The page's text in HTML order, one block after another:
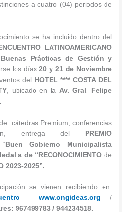
a cuatro (04) periodos de
se ha incluido dentro del
LATINOAMERICANO
Prácticas de Gestión y
los días20 y 21 de Noviembre
del HOTEL **** COSTA DEL
, ubicado en la Av. Gral. Felipe
cátedras Premium, conferencias
entrega del PREMIO
Buen Gobierno Municipalista
de “RECONOCIMIENTOde
2023-2025”.
se vienen recibiendo en:
www.ongideas.org /
967499783 / 944234518.